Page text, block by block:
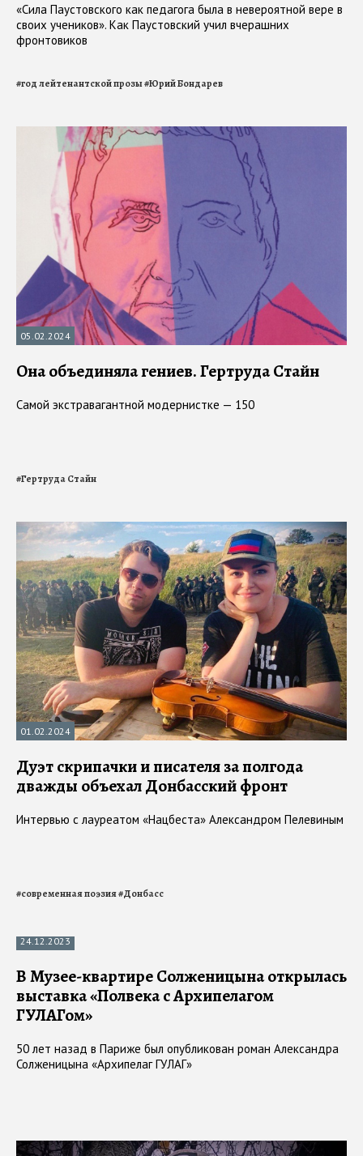
«Сила Паустовского как педагога была в невероятной вере в
своих учеников». Как Паустовский учил вчерашних
фронтовиков
#год лейтенантской прозы#Юрий Бондарев
05.02.2024
Она объединяла гениев. Гертруда Стайн
Самой экстравагантной модернистке — 150
#Гертруда Стайн
01.02.2024
Дуэт скрипачки и писателя за полгода
дважды объехал Донбасский фронт
Интервью с лауреатом «Нацбеста» Александром Пелевиным
#современная поэзия#Донбасс
24.12.2023